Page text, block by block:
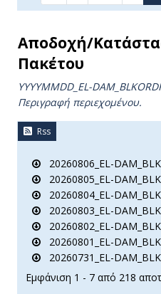
Αποδοχή/
Πακέτου
YYYYMMDD_EL-
Περιγραφή περιεχομένου.
Rss
20260806_EL-
20260805_EL-
20260804_EL-
20260803_EL-
20260802_EL-
20260801_EL-
20260731_EL-
Εμφάνιση 1 - 7 από 218